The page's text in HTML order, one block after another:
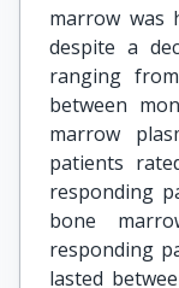
marrow was
despite a
ranging
between
marrow
patients
responding
bone
responding
lasted